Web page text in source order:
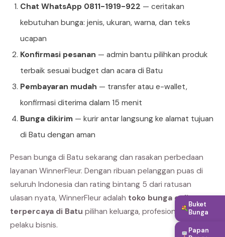
Chat WhatsApp 0811-1919-922 — ceritakan
kebutuhan bunga: jenis, ukuran, warna, dan teks
ucapan
Konfirmasi pesanan — admin bantu pilihkan produk
terbaik sesuai budget dan acara di Batu
Pembayaran mudah — transfer atau e-wallet,
konfirmasi diterima dalam 15 menit
Bunga dikirim — kurir antar langsung ke alamat tujuan
di Batu dengan aman
Pesan bunga di Batu sekarang dan rasakan perbedaan
layanan WinnerFleur. Dengan ribuan pelanggan puas di
seluruh Indonesia dan rating bintang 5 dari ratusan
ulasan nyata, WinnerFleur adalah toko bunga online
terpercaya di Batu pilihan keluarga, profesional, dan
pelaku bisnis.
Buket
Bunga
Papan